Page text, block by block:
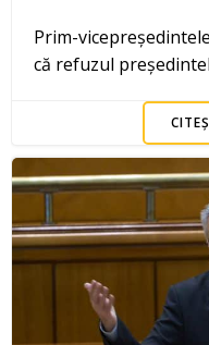
Prim-
că refuzul